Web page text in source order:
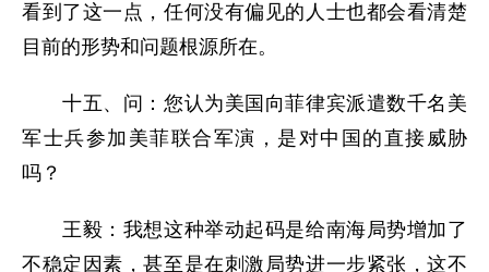
看到了这一点，任何没有偏见的人士也都会看清楚
目前的形势和问题根源所在。
十五、问：您认为美国向菲律宾派遣数千名美
军士兵参加美菲联合军演，是对中国的直接威胁
吗？
王毅：我想这种举动起码是给南海局势增加了
不稳定因素，甚至是在刺激局势进一步紧张，这不